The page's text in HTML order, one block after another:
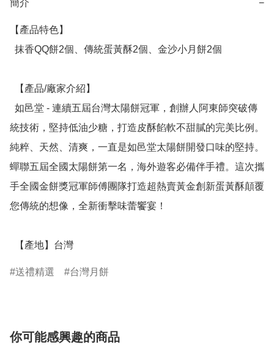
簡介 −
【產品特色】
統技術，堅持低油少糖，打造皮酥餡軟不甜膩的完美比例。
純粹、天然、清爽，一直是如邑堂太陽餅開發口味的堅持。
蟬聯五屆全國太陽餅第一名，海外遊客必備伴手禮。這次攜
手全國金餅獎冠軍師傅團隊打造超熱賣黃金創新蛋黃酥顛覆
您傳統的想像，全新衝擊味蕾饗宴！
  【產地】台灣
送禮精選 台灣月餅
你可能感興趣的商品